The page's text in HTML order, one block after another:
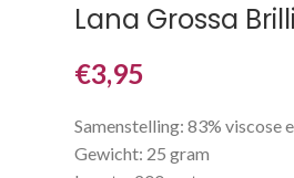
Lana Grossa
€3,95
Samenstelling: 83% viscose
Gewicht: 25 gram